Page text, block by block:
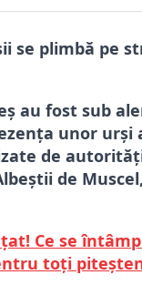
se plimbă pe
au fost sub
unor
de
de
Ce se
toți